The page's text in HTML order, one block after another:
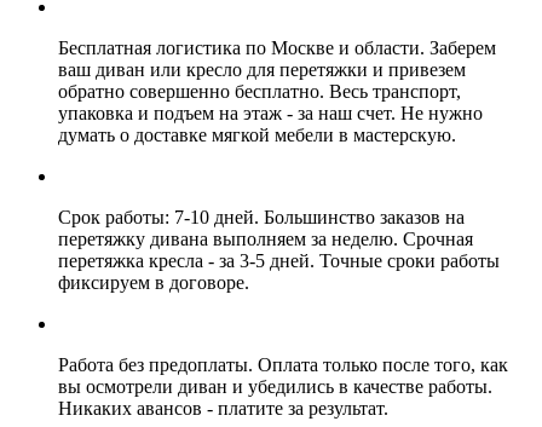
Бесплатная логистика по Москве и области. Заберем
ваш диван или кресло для перетяжки и привезем
обратно совершенно бесплатно. Весь транспорт,
упаковка и подъем на этаж - за наш счет. Не нужно
думать о доставке мягкой мебели в мастерскую.
Срок работы: 7-10 дней. Большинство заказов на
перетяжку дивана выполняем за неделю. Срочная
перетяжка кресла - за 3-5 дней. Точные сроки работы
фиксируем в договоре.
Работа без предоплаты. Оплата только после того, как
вы осмотрели диван и убедились в качестве работы.
Никаких авансов - платите за результат.